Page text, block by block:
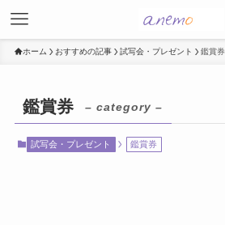
ホーム おすすめの記事 試写会・プレゼント 鑑賞券
鑑賞券 – category –
試写会・プレゼント 鑑賞券